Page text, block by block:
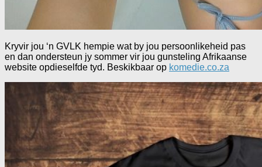
Kryvir jou ‘n GVLK hempie wat by jou persoonlikeheid pas
en dan ondersteun jy sommer vir jou gunsteling Afrikaanse
website opdieselfde tyd. Beskikbaar op komedie.co.za